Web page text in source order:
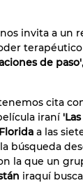
nos invita a un
de paso'
cita
iraní
a las
búsqueda
la que un
iraquí